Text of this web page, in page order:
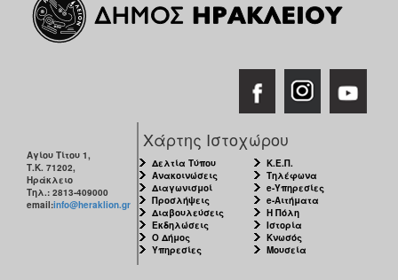
Αγίου Τίτου 1,
Τ.Κ. 71202,
Ηράκλειο
Τηλ.: 2813-409000
email:info@heraklion.gr
Χάρτης Ιστοχώρου
Δελτία Τύπου
Ανακοινώσεις
Διαγωνισμοί
Προσλήψεις
Διαβουλεύσεις
Εκδηλώσεις
Ο Δήμος
Υπηρεσίες
Κ.Ε.Π.
Τηλέφωνα
e-Υπηρεσίες
e-Αιτήματα
Η Πόλη
Ιστορία
Κνωσός
Μουσεία